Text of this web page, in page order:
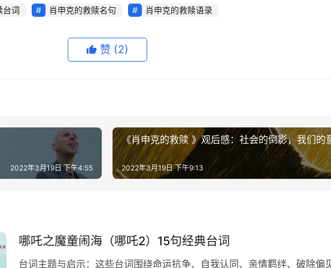
台词 肖申克的救赎名句 肖申克的救赎语录
赞 (2)
2022年3月19日 下午4:55
《肖申克的救赎 》观后感：社会的倒影，我们的
2022年3月19日 下午9:13
哪吒之魔童闹海（哪吒2）15句经典台词
台词主题与启示：这些台词围绕命运抗争、自我认同、亲情羁绊、破除偏